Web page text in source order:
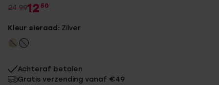
24.9912 50
Kleur sieraad: Zilver
Achteraf betalen
Gratis verzending vanaf €49